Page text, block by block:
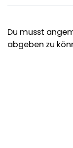
Du musst
abgeben zu